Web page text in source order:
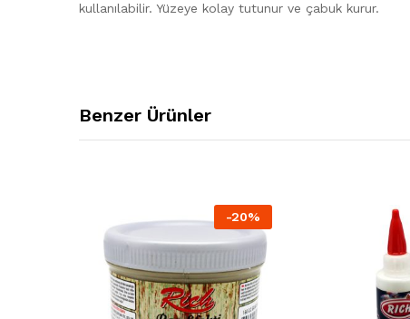
kullanılabilir. Yüzeye kolay tutunur ve çabuk kurur.
Benzer Ürünler
-20%